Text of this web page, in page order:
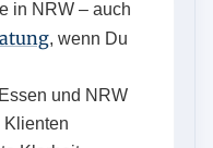
in NRW – auch
, wenn Du
und NRW
Klienten